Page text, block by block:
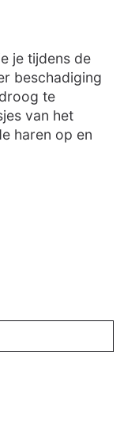
je tijdens de
beschadiging
te
van het
haren op en